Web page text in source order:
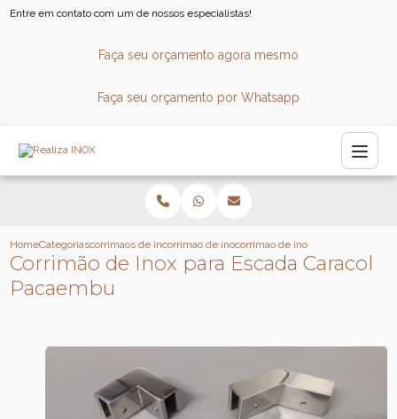
Entre em contato com um de nossos especialistas!
Faça seu orçamento agora mesmo
Faça seu orçamento por Whatsapp
HomeCategoriascorrimaos de inoxcorrimao de inox para piscinacorrimao de inox para escada
Corrimão de Inox para Escada Caracol
Pacaembu